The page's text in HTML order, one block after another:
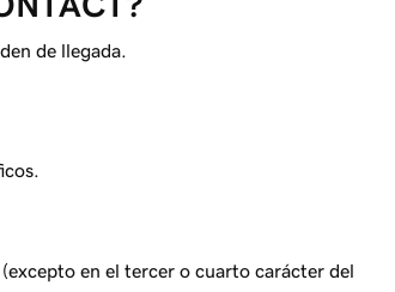
de llegada.
en el tercer o cuarto carácter del